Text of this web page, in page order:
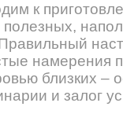
к
намерения
близких –
и залог